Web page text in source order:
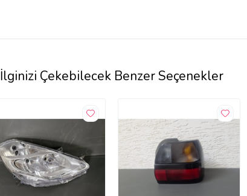
İlginizi Çekebilecek Benzer Seçenekler